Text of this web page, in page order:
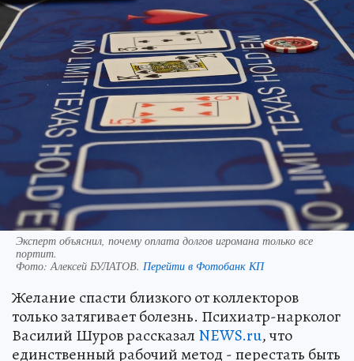
Эксперт объяснил, почему оплата долгов игромана только все
портит.
Фото:Алексей БУЛАТОВ. Перейти в Фотобанк КП
Желание спасти близкого от коллекторов
только затягивает болезнь. Психиатр-нарколог
Василий Шуров рассказал NEWS.ru, что
единственный рабочий метод - перестать быть